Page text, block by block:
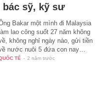
bác sỹ, kỹ sư
Bakar một mình đi Malaysia
lao công suốt 27 năm không
không nghỉ ngày nào, gửi tiền
nước nuôi 5 đứa con nay…
TẾ - 2 năm trước